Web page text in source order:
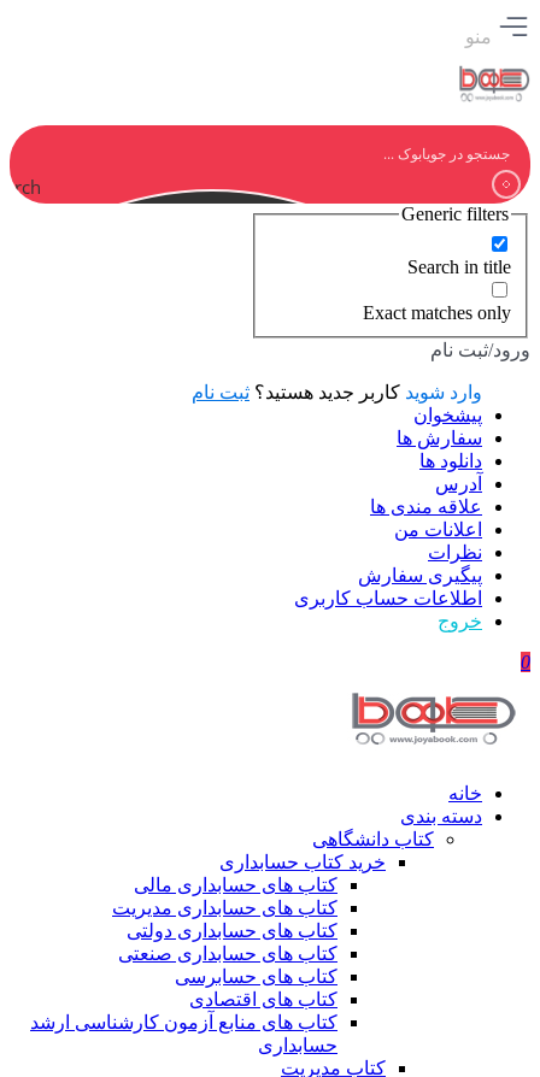
منو
Generic filters
Search in title
Exact matches only
ورود/ثبت نام
وارد شوید کاربر جدید هستید؟ ثبت نام
پیشخوان
سفارش ها
دانلود ها
آدرس
علاقه مندی ها
اعلانات من
نظرات
پیگیری سفارش
اطلاعات حساب كاربری
خروج
0
خانه
دسته بندی
کتاب دانشگاهی
خرید کتاب حسابداری
کتاب های حسابداری مالی
کتاب های حسابداری مدیریت
کتاب های حسابداری دولتی
کتاب های حسابداری صنعتی
کتاب های حسابرسی
کتاب های اقتصادی
کتاب های منابع آزمون کارشناسی ارشد
حسابداری
کتاب مدیریت